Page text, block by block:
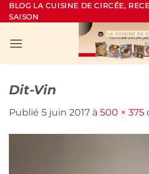
Passer
au
BLOG LA CUISINE DE CIRCÉE,
SAISON
Dit-Vin
Publié 5 juin 2017 à 500 × 375